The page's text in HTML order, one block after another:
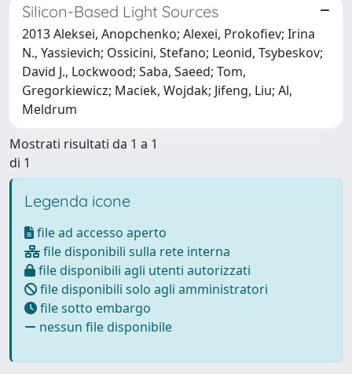
Silicon-Based Light Sources
2013 Aleksei, Anopchenko; Alexei, Prokofiev; Irina
N., Yassievich; Ossicini, Stefano; Leonid, Tsybeskov;
David J., Lockwood; Saba, Saeed; Tom,
Gregorkiewicz; Maciek, Wojdak; Jifeng, Liu; Al,
Meldrum
Mostrati risultati da 1 a 1
di 1
Legenda icone
file ad accesso aperto
file disponibili sulla rete interna
file disponibili agli utenti autorizzati
file disponibili solo agli amministratori
file sotto embargo
nessun file disponibile